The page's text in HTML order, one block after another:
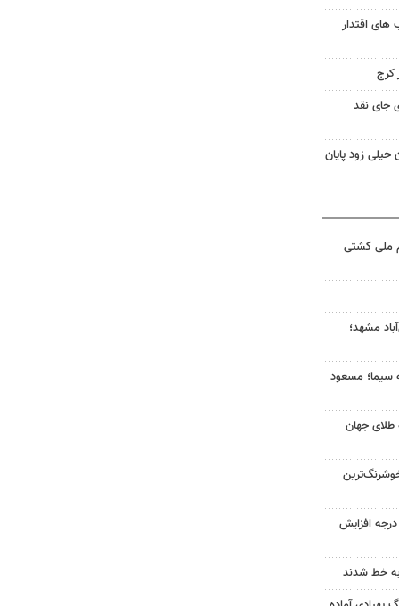
اقتدار
جای نقد
خیلی زود پایان
ملی کشتی
مشهد؛
سیما؛ مسعود
طلای جهان
هوا در خراسان رضوی ۴ درجه افزایش
به خط شدند